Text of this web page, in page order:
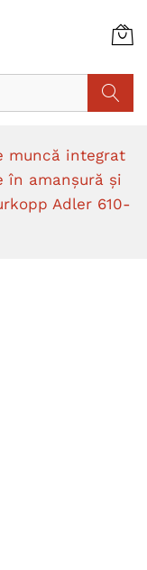
muncă integrat
în amanşură şi
Adler 610-